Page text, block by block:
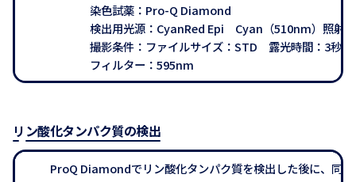
染色試薬：Pro-Q Diamond
検出用光源：CyanRed Epi Cyan（510nm）照射
撮影条件：ファイルサイズ：STD 露光時間：3秒
フィルター：595nm
リン酸化タンパク質の検出
ProQ Diamondでリン酸化タンパク質を検出した後に、同